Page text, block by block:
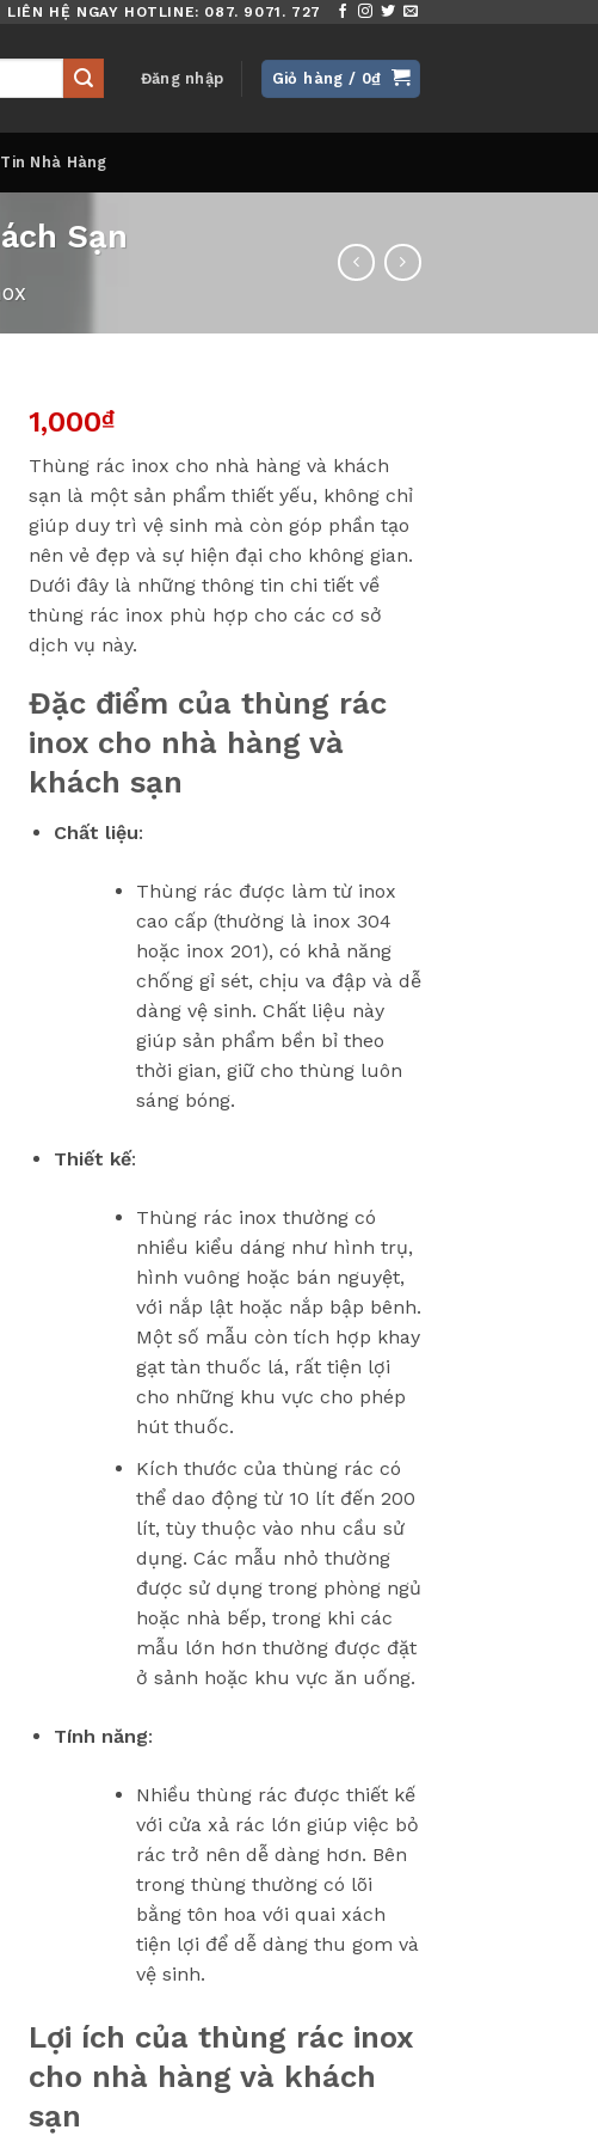
LIÊN HỆ NGAY HOTLINE: 087. 9071. 727
Đăng nhập Giỏ hàng / 0₫
Nhà Hàng
Sạn
1,000₫
Thùng rác inox cho nhà hàng và khách
sạn là một sản phẩm thiết yếu, không chỉ
giúp duy trì vệ sinh mà còn góp phần tạo
nên vẻ đẹp và sự hiện đại cho không gian.
Dưới đây là những thông tin chi tiết về
thùng rác inox phù hợp cho các cơ sở
dịch vụ này.
Đặc điểm của thùng rác
inox cho nhà hàng và
khách sạn
Chất liệu:
Thùng rác được làm từ inox
cao cấp (thường là inox 304
hoặc inox 201), có khả năng
chống gỉ sét, chịu va đập và dễ
dàng vệ sinh. Chất liệu này
giúp sản phẩm bền bỉ theo
thời gian, giữ cho thùng luôn
sáng bóng.
Thiết kế:
Thùng rác inox thường có
nhiều kiểu dáng như hình trụ,
hình vuông hoặc bán nguyệt,
với nắp lật hoặc nắp bập bênh.
Một số mẫu còn tích hợp khay
gạt tàn thuốc lá, rất tiện lợi
cho những khu vực cho phép
hút thuốc.
Kích thước của thùng rác có
thể dao động từ 10 lít đến 200
lít, tùy thuộc vào nhu cầu sử
dụng. Các mẫu nhỏ thường
được sử dụng trong phòng ngủ
hoặc nhà bếp, trong khi các
mẫu lớn hơn thường được đặt
ở sảnh hoặc khu vực ăn uống.
Tính năng:
Nhiều thùng rác được thiết kế
với cửa xả rác lớn giúp việc bỏ
rác trở nên dễ dàng hơn. Bên
trong thùng thường có lõi
bằng tôn hoa với quai xách
tiện lợi để dễ dàng thu gom và
vệ sinh.
Lợi ích của thùng rác inox
cho nhà hàng và khách
sạn